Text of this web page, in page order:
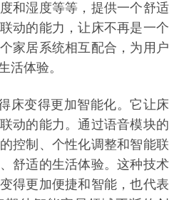
和湿度等等，提供一个舒适
动的能力，让床不再是一个
家居系统相互配合，为用户
活体验。
床变得更加智能化。它让床
动的能力。通过语音模块的
控制、个性化调整和智能联
舒适的生活体验。这种技术
得更加便捷和智能，也代表